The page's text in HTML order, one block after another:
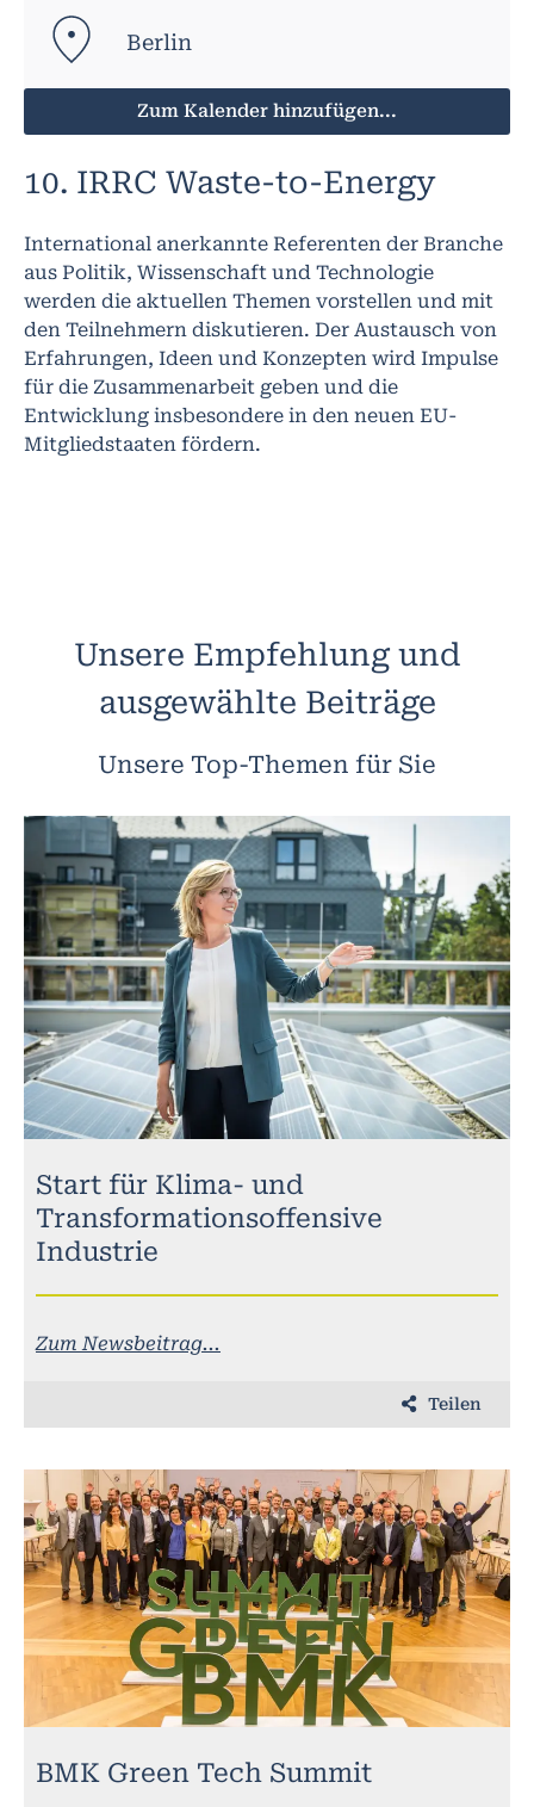
Berlin
Zum Kalender hinzufügen...
10. IRRC Waste-to-Energy
International anerkannte Referenten der Branche
aus Politik, Wissenschaft und Technologie
werden die aktuellen Themen vorstellen und mit
den Teilnehmern diskutieren. Der Austausch von
Erfahrungen, Ideen und Konzepten wird Impulse
für die Zusammenarbeit geben und die
Entwicklung insbesondere in den neuen EU-
Mitgliedstaaten fördern.
Unsere Empfehlung und
ausgewählte Beiträge
Unsere Top-Themen für Sie
Start für Klima- und
Transformationsoffensive
Industrie
Zum Newsbeitrag...
Teilen
BMK Green Tech Summit